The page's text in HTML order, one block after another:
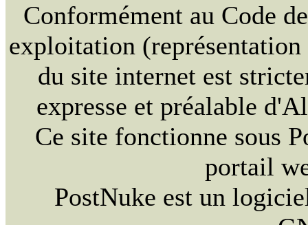
Conformément au Code
exploitation
du site internet est
expresse et préalable
Ce site fonctionne sous
portail
PostNuke est un